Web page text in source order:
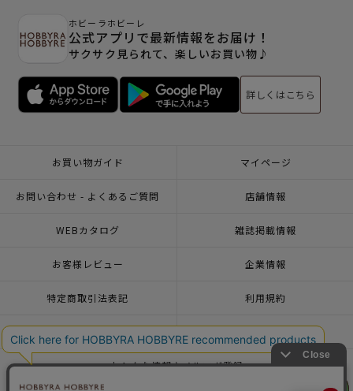
ホビーラホビーレ
公式アプリで最新情報をお届け！
サクサク見られて、楽しいお買い物♪
詳しくはこちら
お買い物ガイド マイページ
お問い合わせ - よくあるご質問 店舗情報
WEBカタログ 雑誌掲載情報
お客様レビュー 企業情報
特定商取引法表記 利用規約
一緒に働こう♪求人情報
おトクな情報♪メルマガ登録